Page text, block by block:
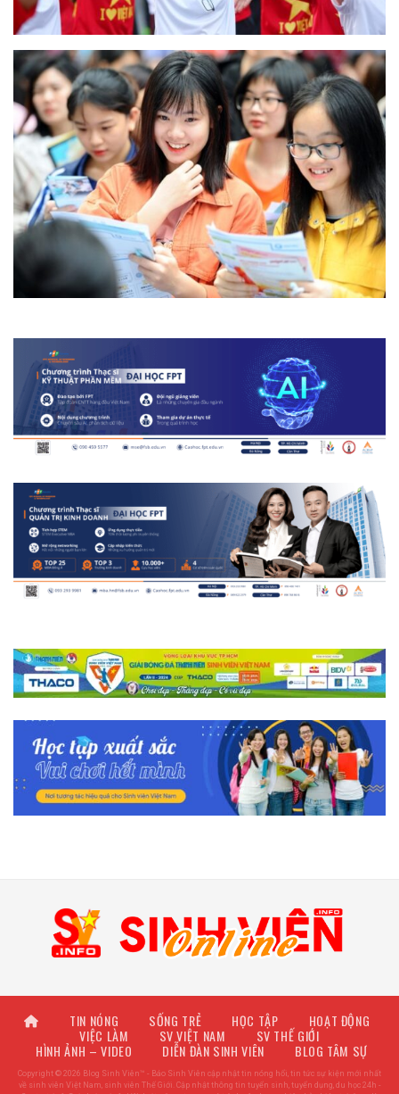
TIN NÓNG SỐNG TRẺ HỌC TẬP
HOẠT ĐỘNG
VIỆC LÀM
SV VIỆT NAM
SV THẾ GIỚI
HÌNH ẢNH – VIDEO
DIỄN ĐÀN SINH VIÊN BLOG TÂM SỰ
Copyright © 2026 Blog Sinh Viên™ - Báo Sinh Viên cập nhật tin nóng hổi, tin tức sự kiện mới nhất
về sinh viên Việt Nam, sinh viên Thế Giới. Cập nhật thông tin tuyển sinh, tuyển dụng, du học 24h -